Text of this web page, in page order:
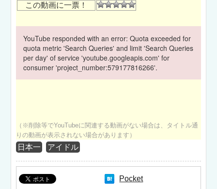
この動画に一票！
YouTube responded with an error: Quota exceeded for
quota metric 'Search Queries' and limit 'Search Queries
per day' of service 'youtube.googleapis.com' for
consumer 'project_number:579177816266'.
（※削除等でYouTubeに関連する動画がない場合は、タイトル通
りの動画が表示されない場合があります）
日本一 アイドル
Pocket